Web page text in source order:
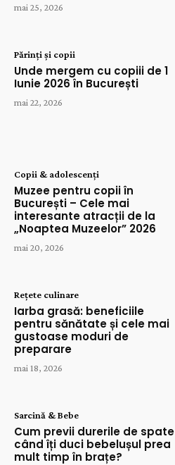
mai 25, 2026
Părinți și copii
Unde mergem cu copiii de 1
Iunie 2026 în București
mai 22, 2026
Copii & adolescenți
Muzee pentru copii în
București – Cele mai
interesante atracții de la
„Noaptea Muzeelor” 2026
mai 20, 2026
Rețete culinare
Iarba grasă: beneficiile
pentru sănătate și cele mai
gustoase moduri de
preparare
mai 18, 2026
Sarcină & Bebe
Cum previi durerile de spate
când îți duci bebelușul prea
mult timp în brațe?